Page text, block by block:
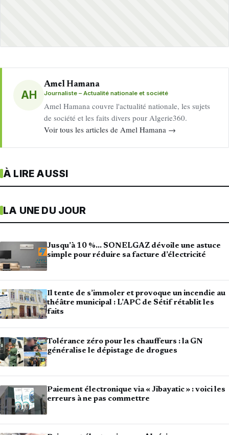
AH
Amel Hamana
Journaliste – Actualité nationale et société
Amel Hamana couvre l'actualité nationale, les sujets
de société et les faits divers pour Algerie360.
Voir tous les articles de Amel Hamana →
À LIRE AUSSI
LA UNE DU JOUR
Jusqu’à 10 %… SONELGAZ dévoile une astuce
simple pour réduire sa facture d’électricité
Il tente de s’immoler et provoque un incendie au
théâtre municipal : L’APC de Sétif rétablit les
faits
Tolérance zéro pour les chauffeurs : la GN
généralise le dépistage de drogues
Paiement électronique via « Jibayatic » : voici les
erreurs à ne pas commettre